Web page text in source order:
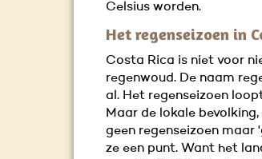
Celsius worden.
Het regenseizoen in
Costa Rica is niet voor
regenwoud. De naam
al. Het regenseizoen
Maar de lokale bevolking,
geen regenseizoen maar
ze een punt. Want het